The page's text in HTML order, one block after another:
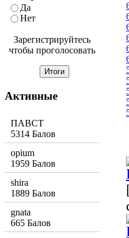
Да
Нет
Зарегистрируйтесь
чтобы проголосовать
Активные
ПАВСТ
5314 Балов
opium
1959 Балов
shira
1889 Балов
gnata
665 Балов